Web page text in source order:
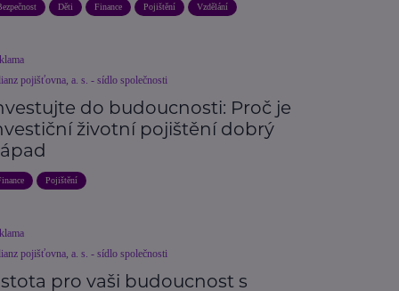
Děti Finance Pojištění Vzdělání
pojišťovna, a. s. - sídlo společnosti
do budoucnosti: Proč je
životní pojištění dobrý
Pojištění
pojišťovna, a. s. - sídlo společnosti
pro vaši budoucnost s